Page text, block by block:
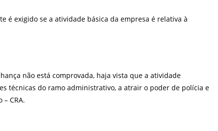
é exigido se a atividade básica da empresa é relativa à
não está comprovada, haja vista que a atividade
técnicas do ramo administrativo, a atrair o poder de polícia e
CRA.